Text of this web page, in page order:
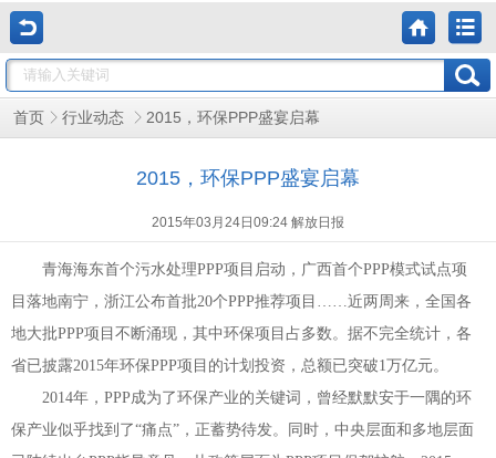
首页 行业动态 2015，环保PPP盛宴启幕
2015，环保PPP盛宴启幕
2015年03月24日09:24 解放日报
青海海东首个污水处理PPP项目启动，广西首个PPP模式试点项
目落地南宁，浙江公布首批20个PPP推荐项目 ……近两周来，全国各
地大批PPP项目不断涌现，其中环保项目占多数。据不完全统计，各
省已披露2015年环保PPP项目的计划投资，总额已突破1万亿元。
2014年，PPP成为了环保产业的关键词，曾经默默安于一隅的环
保产业似乎找到了“痛点” ，正蓄势待发。同时，中央层面和多地层面